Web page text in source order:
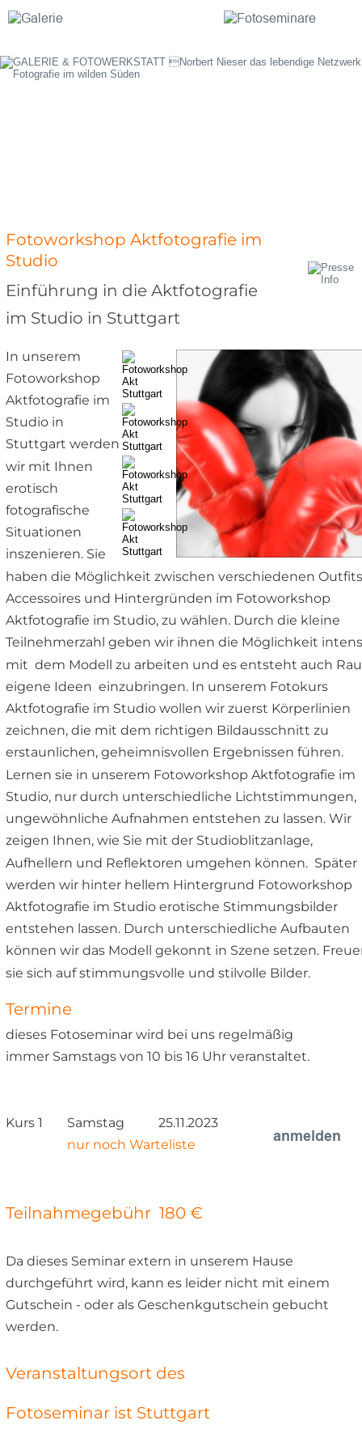
Fotoworkshop Aktfotografie im
Studio
Einführung in die Aktfotografie
im Studio in Stuttgart
In unserem
Fotoworkshop
Aktfotografie im
Studio in
Stuttgart werden
wir mit Ihnen
erotisch
fotografische
Situationen
inszenieren. Sie
haben die Möglichkeit zwischen verschiedenen
Accessoires und Hintergründen im Fotoworkshop
Aktfotografie im Studio, zu wählen. Durch die kleine
Teilnehmerzahl geben wir ihnen die Möglichkeit
mit  dem Modell zu arbeiten und es entsteht auch
eigene Ideen  einzubringen. In unserem Fotokurs
Aktfotografie im Studio wollen wir zuerst Körperlinien
zeichnen, die mit dem richtigen Bildausschnitt zu
erstaunlichen, geheimnisvollen Ergebnissen führen.
Lernen sie in unserem Fotoworkshop Aktfotografie im
Studio, nur durch unterschiedliche Lichtstimmungen,
ungewöhnliche Aufnahmen entstehen zu lassen. Wir
zeigen Ihnen, wie Sie mit der Studioblitzanlage,
Aufhellern und Reflektoren umgehen können.  Später
werden wir hinter hellem Hintergrund Fotoworkshop
Aktfotografie im Studio erotische Stimmungsbilder
entstehen lassen. Durch unterschiedliche Aufbauten
können wir das Modell gekonnt in Szene setzen.
sie sich auf stimmungsvolle und stilvolle Bilder.
Termine
dieses Fotoseminar wird bei uns regelmäßig
immer Samstags von 10 bis 16 Uhr veranstaltet.
Kurs 1 Samstag
25.11.2023
nur noch Warteliste
Teilnahmegebühr  180 €
Da dieses Seminar extern in unserem Hause
durchgeführt wird, kann es leider nicht mit einem
Gutschein - oder als Geschenkgutschein gebucht
werden.
Veranstaltungsort des
Fotoseminar ist Stuttgart
anmelden